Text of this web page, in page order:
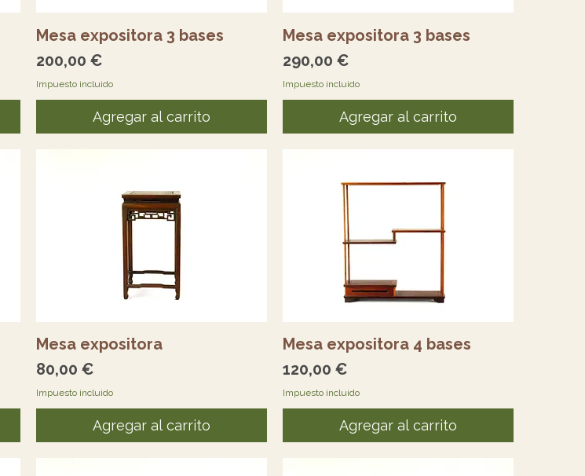
Vista rápida
Mesa expositora 3 bases
Precio
200,00 €
Impuesto incluido
Agregar al carrito
Vista rápida
Mesa expositora 3 bases
Precio
290,00 €
Impuesto incluido
Agregar al carrito
Vista rápida
Mesa expositora
Precio
80,00 €
Impuesto incluido
Agregar al carrito
Vista rápida
Mesa expositora 4 bases
Precio
120,00 €
Impuesto incluido
Agregar al carrito